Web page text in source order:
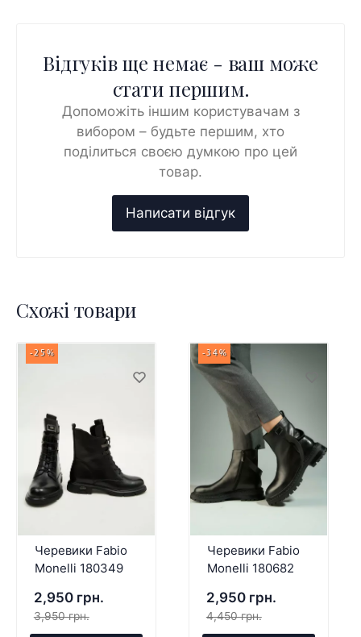
Відгуків ще немає - ваш може
стати першим.
Допоможіть іншим користувачам з
вибором – будьте першим, хто
поділиться своєю думкою про цей
товар.
Схожі товари
-25%
Черевики Fabio
Monelli 180349
2,950 грн.
3,950 грн.
-34%
Черевики Fabio
Monelli 180682
2,950 грн.
4,450 грн.